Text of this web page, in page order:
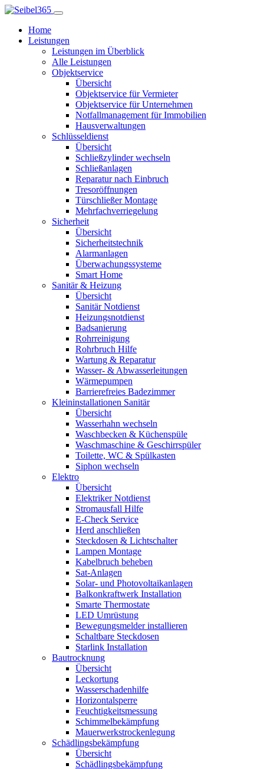
Home
Leistungen
Leistungen im Überblick
Alle Leistungen
Objektservice
Übersicht
Objektservice für Vermieter
Objektservice für Unternehmen
Notfallmanagement für Immobilien
Hausverwaltungen
Schlüsseldienst
Übersicht
Schließzylinder wechseln
Schließanlagen
Reparatur nach Einbruch
Tresoröffnungen
Türschließer Montage
Mehrfachverriegelung
Sicherheit
Übersicht
Sicherheitstechnik
Alarmanlagen
Überwachungssysteme
Smart Home
Sanitär & Heizung
Übersicht
Sanitär Notdienst
Heizungsnotdienst
Badsanierung
Rohrreinigung
Rohrbruch Hilfe
Wartung & Reparatur
Wasser- & Abwasserleitungen
Wärmepumpen
Barrierefreies Badezimmer
Kleininstallationen Sanitär
Übersicht
Wasserhahn wechseln
Waschbecken & Küchenspüle
Waschmaschine & Geschirrspüler
Toilette, WC & Spülkasten
Siphon wechseln
Elektro
Übersicht
Elektriker Notdienst
Stromausfall Hilfe
E-Check Service
Herd anschließen
Steckdosen & Lichtschalter
Lampen Montage
Kabelbruch beheben
Sat-Anlagen
Solar- und Photovoltaikanlagen
Balkonkraftwerk Installation
Smarte Thermostate
LED Umrüstung
Bewegungsmelder installieren
Schaltbare Steckdosen
Starlink Installation
Bautrocknung
Übersicht
Leckortung
Wasserschadenhilfe
Horizontalsperre
Feuchtigkeitsmessung
Schimmelbekämpfung
Mauerwerkstrockenlegung
Schädlingsbekämpfung
Übersicht
Schädlingsbekämpfung